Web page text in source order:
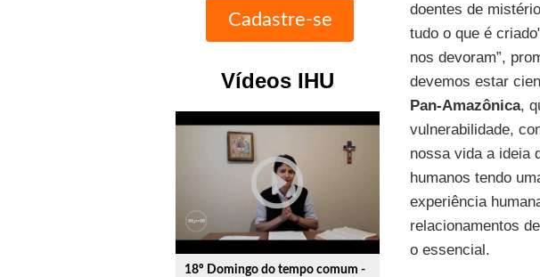
Vídeos IHU
play_circle_outline
18º Domingo do tempo comum -
doentes de
tudo o que é
nos devoram”,
devemos estar
Pan-Amazônica,
vulnerabilidade,
nossa vida a ideia
humanos tendo
experiência
relacionamentos
o essencial.